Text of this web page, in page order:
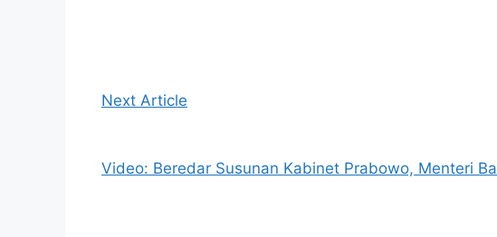
Next Article
Video: Beredar Susunan Kabinet Prabowo, Menteri